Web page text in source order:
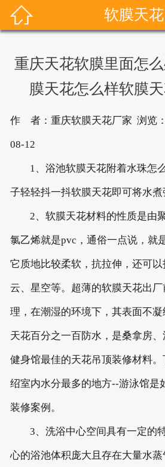
 软膜天花
重庆天花软膜里面怎
膜天花怎么样软膜
作 者：重庆软膜天花厂家 浏览：
08-12
1、浴池软膜天花附着水珠怎
子轻轻抖一抖软膜天花即可将水
2、软膜天花材料的性质是由
氯乙烯就是pvc，通俗一点说，就
它质地比较柔软，抗拉伸，还可
云、星空等。超薄的软膜天花出
理，在潮湿的环境下，其表面不
天花百分之一百防水，是桑拿房、
健身馆最佳的天花吊顶装修材料
绍室内水分最多的地方--游泳馆是
装修案例。
3、洗浴中心空间具有一定的
心的浴池体积庞大且存在大量水